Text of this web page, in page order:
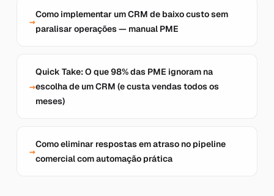
Como implementar um CRM de baixo custo sem
paralisar operações — manual PME
Quick Take: O que 98% das PME ignoram na
escolha de um CRM (e custa vendas todos os
meses)
Como eliminar respostas em atraso no pipeline
comercial com automação prática